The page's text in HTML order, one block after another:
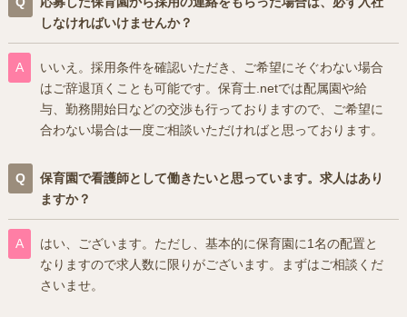
しなければいけませんか？
いいえ。採用条件を確認いただき、ご希望にそぐわない場合
はご辞退頂くことも可能です。保育士.netでは配属園や給
与、勤務開始日などの交渉も行っておりますので、ご希望に
合わない場合は一度ご相談いただければと思っております。
保育園で看護師として働きたいと思っています。求人はあり
ますか？
はい、ございます。ただし、基本的に保育園に1名の配置と
なりますので求人数に限りがございます。まずはご相談くだ
さいませ。